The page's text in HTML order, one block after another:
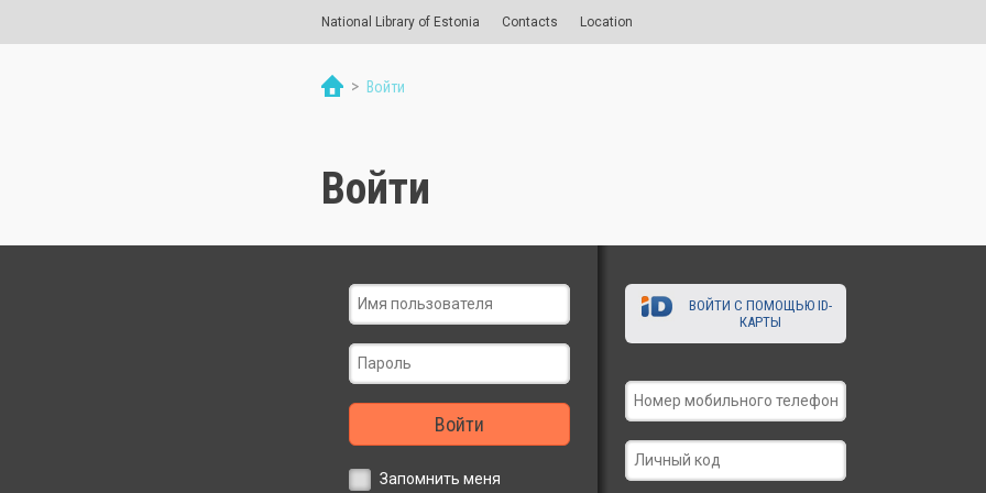
National Library of Estonia Contacts Location
> Войти
Войти
Войти
Запомнить меня
ВОЙТИ С ПОМОЩЬЮ ID-
КАРТЫ